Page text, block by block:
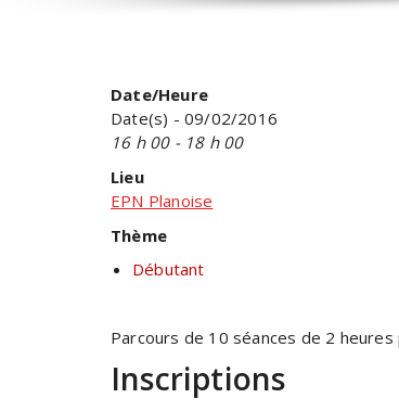
Date/Heure
Date(s) - 09/02/2016
16 h 00 - 18 h 00
Lieu
EPN Planoise
Thème
Débutant
Parcours de 10 séances de 2 heures
Inscriptions